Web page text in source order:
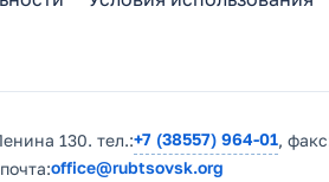
130. тел.:+7 (38557) 964-01,
office@rubtsovsk.org